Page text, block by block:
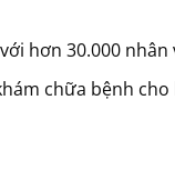
hơn 30.000 nhân
chữa bệnh